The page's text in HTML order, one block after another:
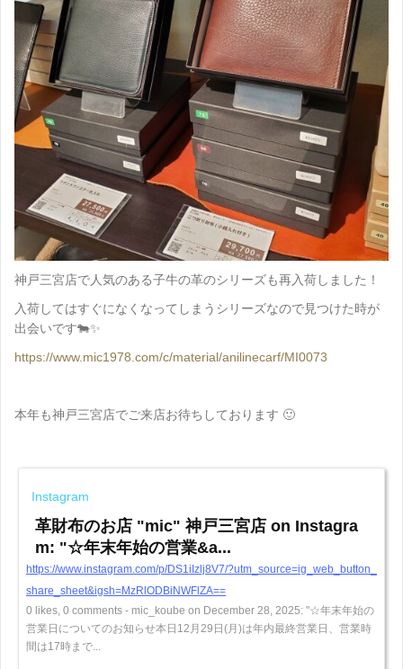
神戸三宮店で人気のある子牛の革のシリーズも再入荷しました！
入荷してはすぐになくなってしまうシリーズなので見つけた時が
出会いです🐄✨
https://www.mic1978.com/c/material/anilinecarf/MI0073
本年も神戸三宮店でご来店お待ちしております 🙂
Instagram
革財布のお店 "mic" 神戸三宮店 on Instagra
m: "☆年末年始の営業&a...
https://www.instagram.com/p/DS1iIzlj8V7/?utm_source=ig_web_button_
share_sheet&igsh=MzRlODBiNWFlZA==
0 likes, 0 comments - mic_koube on December 28, 2025: "☆年末年始の
営業日についてのお知らせ本日12月29日(月)は年内最終営業日、営業時
間は17時まで...